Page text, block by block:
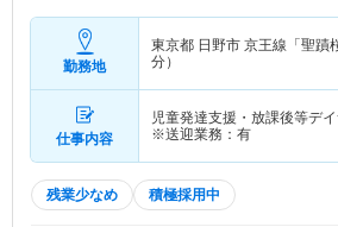
勤務地
東京都 日野市 京王線「聖蹟
分）
仕事内容
児童発達支援・放課後等デ
※送迎業務：有
残業少なめ 積極採用中